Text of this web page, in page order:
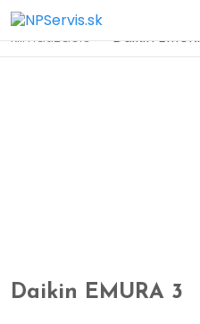
Domov > Obchod
klimatizácie > Daikin
Daikin EMURA 3